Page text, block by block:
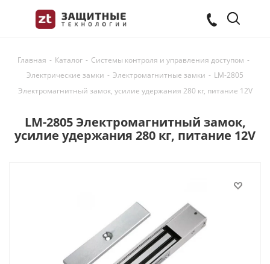
Главная - Каталог - Системы контроля и управления доступом -
Электрические замки - Электромагнитные замки - LM-2805
Электромагнитный замок, усилие удержания 280 кг, питание 12V
LM-2805 Электромагнитный замок,
усилие удержания 280 кг, питание 12V